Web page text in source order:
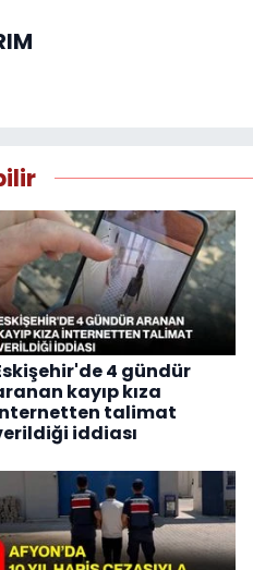
4 gündür
kayıp kıza
talimat
iddiası